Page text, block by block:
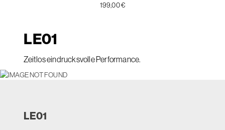
199,00 €
LE01
Zeitlos eindrucksvolle Performance.
LE01